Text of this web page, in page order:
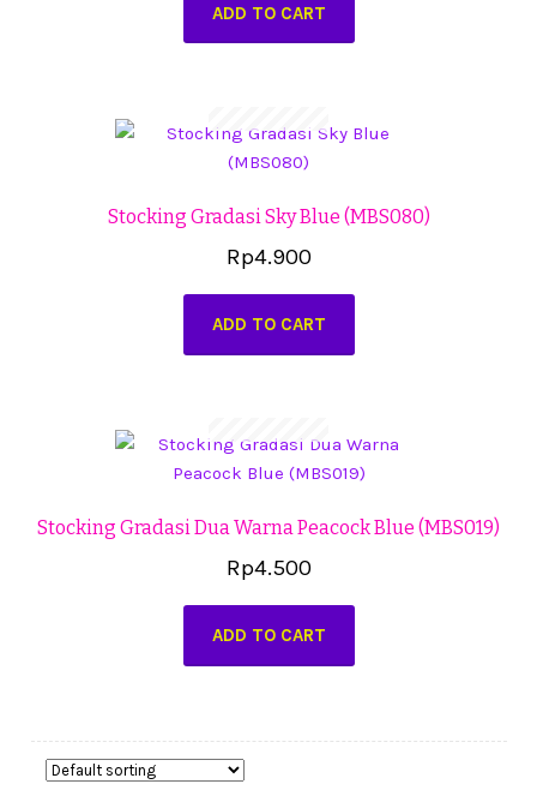
ADD TO CART
Stocking Gradasi Sky Blue (MBS080)
Rp4.900
ADD TO CART
Stocking Gradasi Dua Warna Peacock Blue (MBS019)
Rp4.500
ADD TO CART